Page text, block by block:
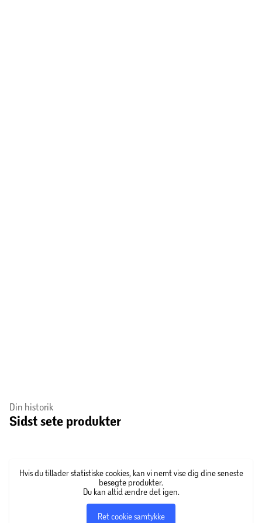
Din historik
Sidst sete produkter
Hvis du tillader statistiske cookies, kan vi nemt vise dig dine seneste
besøgte produkter.
Du kan altid ændre det igen.
Ret cookie samtykke